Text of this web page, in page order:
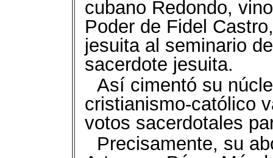
cubano Redondo,
Poder de Fidel
jesuita al seminario
sacerdote jesuita.
Así cimentó su
cristianismo-católico
votos sacerdotales
Precisamente, su